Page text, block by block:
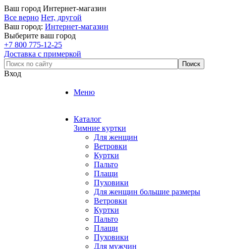
Ваш город Интернет-магазин
Все верно Нет, другой
Ваш город: Интернет-магазин
Выберите ваш город
+7 800 775-12-25
Доставка с примеркой
Вход
Меню
Каталог
Зимние куртки
Для женщин
Ветровки
Куртки
Пальто
Плащи
Пуховики
Для женщин большие размеры
Ветровки
Куртки
Пальто
Плащи
Пуховики
Для мужчин